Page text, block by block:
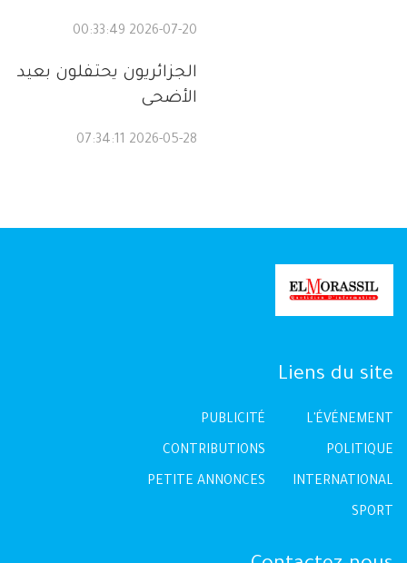
2026-07-20 00:33:49
الجزائريون يحتفلون بعيد
الأضحى
2026-05-28 07:34:11
Liens du site
L'ÉVÉNEMENT
POLITIQUE
INTERNATIONAL
SPORT
PUBLICITÉ
CONTRIBUTIONS
PETITE ANNONCES